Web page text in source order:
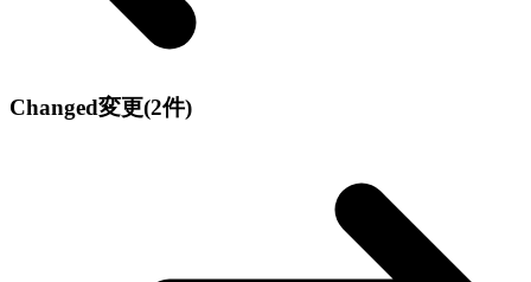
Changed変更(2件)